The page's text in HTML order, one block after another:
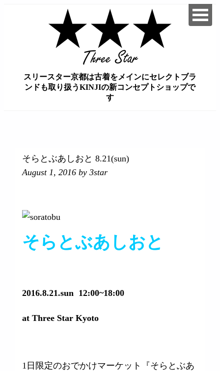
スリースター京都は古着をメインにセレクトブラ
ンドも取り扱うKINJIの新コンセプトショップで
す
займ на карту онлайн без отказа
そらとぶあしおと 8.21(sun)
August 1, 2016 by 3star
そらとぶあしおと
2016.8.21.sun 12:00~18:00
at Three Star Kyoto
1日限定のおでかけマーケット『そらとぶあ